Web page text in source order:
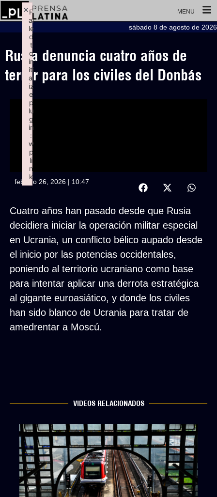
MENU
sábado 8 de agosto de 2026
Rusia denuncia cuatro años de
terror para los civiles del Donbás
febrero 26, 2026 | 10:47
Cuatro años han pasado desde que Rusia
decidiera iniciar la operación militar especial
en Ucrania, un conflicto bélico aupado desde
el inicio por las potencias occidentales,
poniendo al territorio ucraniano como base
para intentar aplicar una derrota estratégica
al gigante euroasiático, y donde los civiles
han sido blanco de Ucrania para tratar de
amedrentar a Moscú.
VIDEOS RELACIONADOS
F
ai
le
d
t
o
in
iti
al
iz
e
p
lu
g
in
:
w
p
li
n
k
×
Failed to initialize plugin: wplink